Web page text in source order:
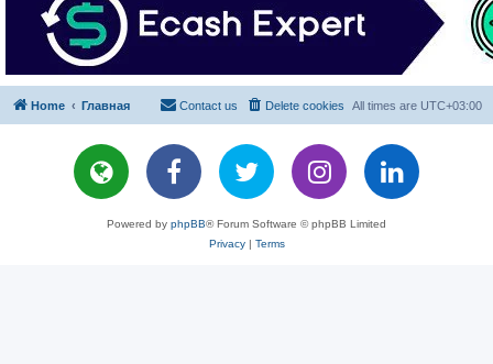
Home Главная All times are UTC+03:00
Delete cookies
Contact us
Powered by phpBB® Forum Software © phpBB Limited
Privacy| Terms